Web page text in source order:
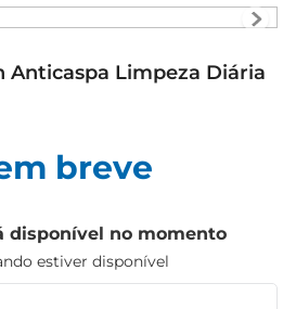
Anticaspa Limpeza Diária
breve
disponível no momento
estiver disponível